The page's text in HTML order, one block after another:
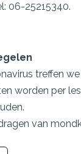
06-25215340.
treffen
worden per
van